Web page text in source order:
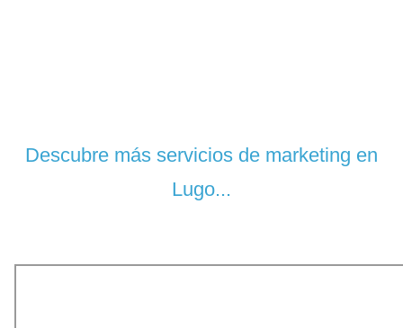
Descubre más servicios de marketing en
Lugo...